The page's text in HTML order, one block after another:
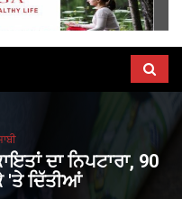
ਦਾ ਨਿਪਟਾਰਾ, 90
'ਤੇ ਦਿੱਤੀਆਂ